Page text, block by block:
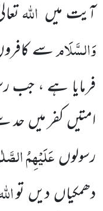
آیت میں اللّٰہ
وَالسَّلَامسے
فرمایا ہے ، جب
امتیںکفر میںحد
رسولوںعَلَیْہِمُ
دھمکیاںدیںتو